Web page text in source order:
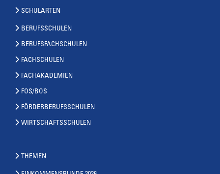
SCHULARTEN
BERUFSSCHULEN
BERUFSFACHSCHULEN
FACHSCHULEN
FACHAKADEMIEN
FOS/BOS
FÖRDERBERUFSSCHULEN
WIRTSCHAFTSSCHULEN
THEMEN